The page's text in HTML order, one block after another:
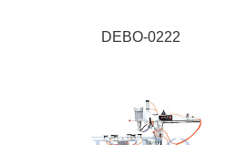
DEBO-0222